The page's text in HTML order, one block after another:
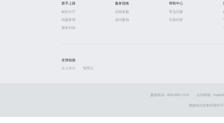
新手上路
标的大厅
找服务商
服务列表
服务指南
在线客服
成功案例
帮助中心
常见问题
互助问答
友情链接
云上办公
智慧云
服务电话: 400-066-1318 合作邮箱:
增值电信业务经营许